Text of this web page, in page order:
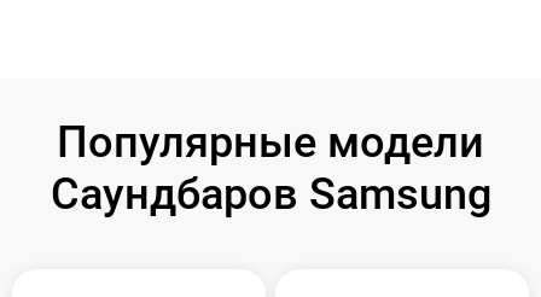
Популярные модели
Саундбаров Samsung